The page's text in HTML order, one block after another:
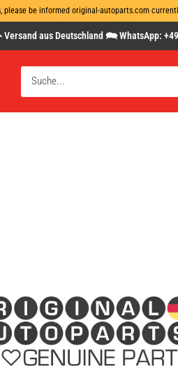
please be informed original-autoparts.com
aus Deutschland 🗪 WhatsApp: